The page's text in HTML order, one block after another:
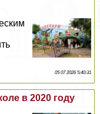
05 07 2026 5:40:31
в 2020 году